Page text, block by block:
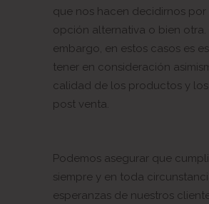
que nos hacen decidirnos por
opción alternativa o bien otra.
embargo, en estos casos es
tener en consideración
calidad de los productos y
post venta.
Podemos asegurar que
siempre y en toda
esperanzas de nuestros